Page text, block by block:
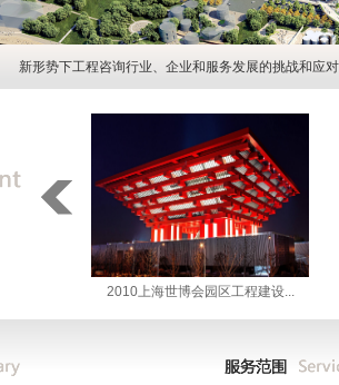
新形势下工程咨询行业、企业和服务发展的挑战和应
新形势下工程咨询行业、企业和服务发展的挑战和
2010上海世博会园区工程建设...